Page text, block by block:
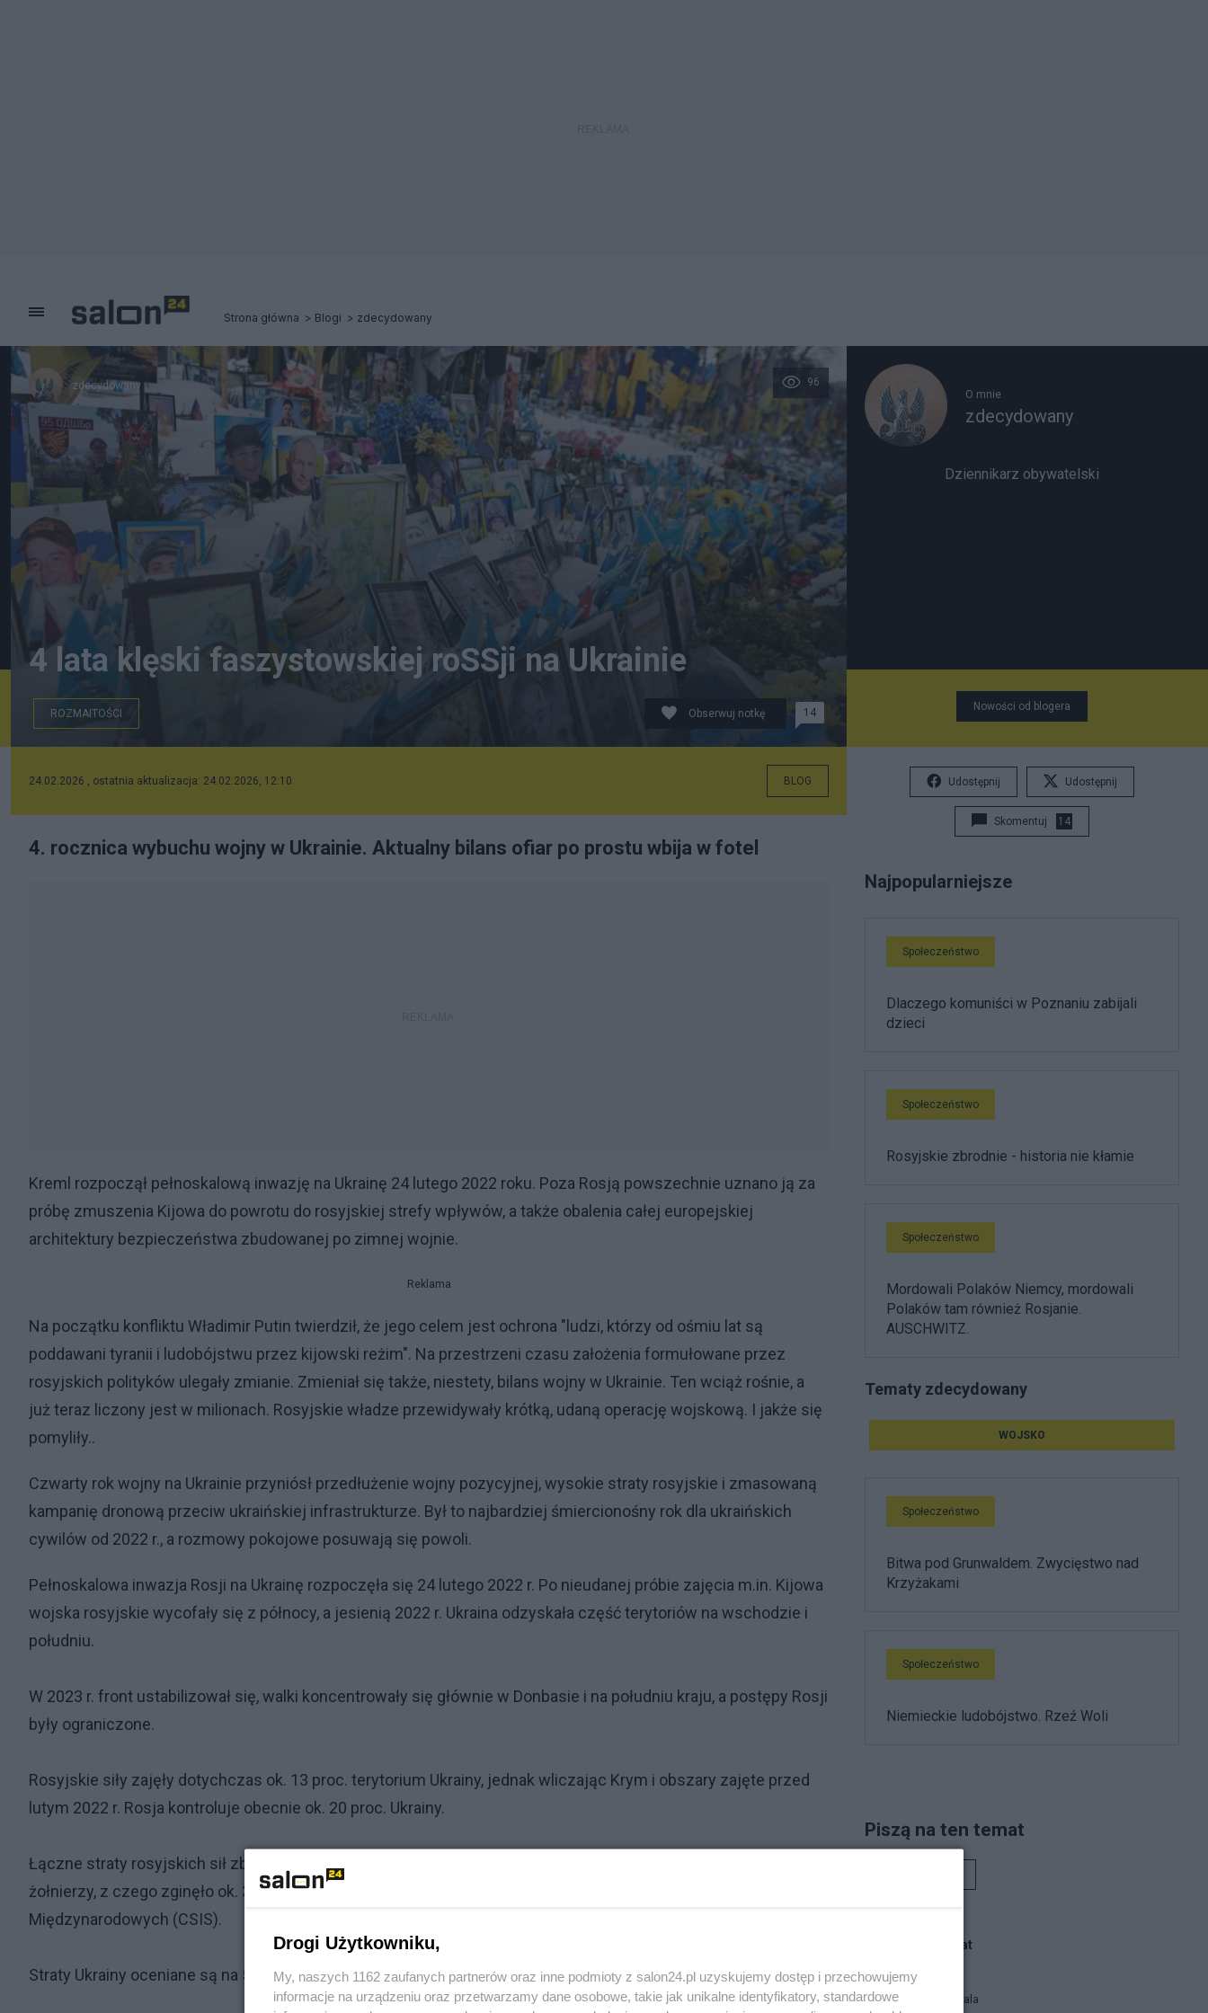
Strona główna Blogi zdecydowany
zdecydowany 96
4 lata klęski faszystowskiej roSSji na Ukrainie
ROZMAITOŚCI Obserwuj notkę 14
24.02.2026 , ostatnia aktualizacja: 24.02.2026, 12:10 BLOG
4. rocznica wybuchu wojny w Ukrainie. Aktualny bilans ofiar po prostu wbija w fotel
Kreml rozpoczął pełnoskalową inwazję na Ukrainę 24 lutego 2022 roku. Poza Rosją powszechnie uznano ją za
próbę zmuszenia Kijowa do powrotu do rosyjskiej strefy wpływów, a także obalenia całej europejskiej
architektury bezpieczeństwa zbudowanej po zimnej wojnie.
Reklama
Na początku konfliktu Władimir Putin twierdził, że jego celem jest ochrona "ludzi, którzy od ośmiu lat są
poddawani tyranii i ludobójstwu przez kijowski reżim". Na przestrzeni czasu założenia formułowane przez
rosyjskich polityków ulegały zmianie. Zmieniał się także, niestety, bilans wojny w Ukrainie. Ten wciąż rośnie, a
już teraz liczony jest w milionach. Rosyjskie władze przewidywały krótką, udaną operację wojskową. I jakże się
pomyliły..
Czwarty rok wojny na Ukrainie przyniósł przedłużenie wojny pozycyjnej, wysokie straty rosyjskie i zmasowaną
kampanię dronową przeciw ukraińskiej infrastrukturze. Był to najbardziej śmiercionośny rok dla ukraińskich
cywilów od 2022 r., a rozmowy pokojowe posuwają się powoli.
Pełnoskalowa inwazja Rosji na Ukrainę rozpoczęła się 24 lutego 2022 r. Po nieudanej próbie zajęcia m.in. Kijowa
wojska rosyjskie wycofały się z północy, a jesienią 2022 r. Ukraina odzyskała część terytoriów na wschodzie i
południu.
W 2023 r. front ustabilizował się, walki koncentrowały się głównie w Donbasie i na południu kraju, a postępy Rosji
były ograniczone.
Rosyjskie siły zajęły dotychczas ok. 13 proc. terytorium Ukrainy, jednak wliczając Krym i obszary zajęte przed
lutym 2022 r. Rosja kontroluje obecnie ok. 20 proc. Ukrainy.
Łączne straty rosyjskich sił zbrojnych – obejmujące zabitych, rannych i zaginionych – wynoszą blisko 1,2 mln
żołnierzy, z czego zginęło ok. 300 tys. – wynika z analiz amerykańskiego Centrum Studiów Strategicznych i
Międzynarodowych (CSIS).
Straty Ukrainy oceniane są na 500–600 tys. żołnierzy, w tym do 140 tys. poległych.
O mnie
zdecydowany
Dziennikarz obywatelski
Nowości od blogera
Udostępnij Udostępnij
Skomentuj 14
Najpopularniejsze
Społeczeństwo
Dlaczego komuniści w Poznaniu zabijali
dzieci
Społeczeństwo
Rosyjskie zbrodnie - historia nie kłamie
Społeczeństwo
Mordowali Polaków Niemcy, mordowali
Polaków tam również Rosjanie.
AUSCHWITZ.
Tematy zdecydowany
WOJSKO
Społeczeństwo
Bitwa pod Grunwaldem. Zwycięstwo nad
Krzyżakami
Społeczeństwo
Niemieckie ludobójstwo. Rzeź Woli
Piszą na ten temat
Blogi na ten temat
Siukum Balala
Drogi Użytkowniku,
My, naszych 1162 zaufanych partnerów oraz inne podmioty z salon24.pl uzyskujemy dostęp i przechowujemy
informacje na urządzeniu oraz przetwarzamy dane osobowe, takie jak unikalne identyfikatory, standardowe